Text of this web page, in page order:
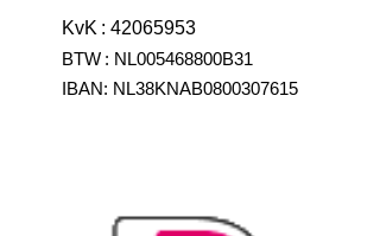
KvK : 42065953
BTW : NL005468800B31
IBAN: NL38KNAB0800307615